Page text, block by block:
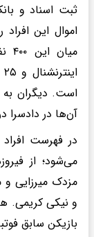
ثبت اسناد و
اموال این
است. دیگران به
آن‌ها در
در فهرست
می‌شود؛ از
مزدک میرزایی و
بازیکن سابق